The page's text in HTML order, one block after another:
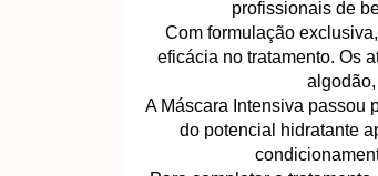
profissionais de
Com formulação
eficácia no tratamento. Os
A Máscara Intensiva passou
do potencial hidratante